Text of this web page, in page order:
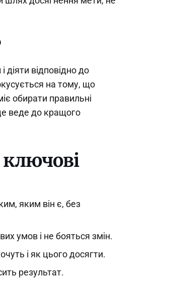
діяти відповідно до
на тому, що
обирати правильні
веде до кращого
яким він є, без
умов і не бояться змін.
і як цього досягти.
результат.